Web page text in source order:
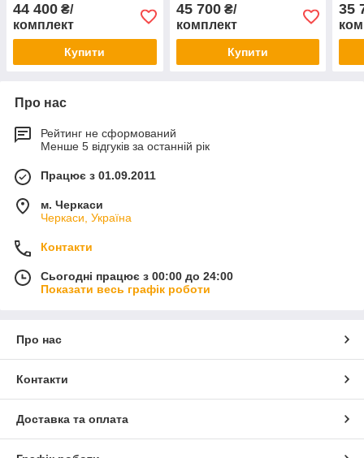
44 400 ₴/
комплект
Купити
45 700₴/
комплект
Купити
35
Про нас
Рейтинг не сформований
Менше 5 відгуків за останній рік
Працює з 01.09.2011
м. Черкаси
Черкаси, Україна
Контакти
Сьогодні працює з 00:00 до 24:00
Показати весь графік роботи
Про нас
Контакти
Доставка та оплата